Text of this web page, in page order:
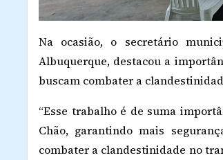
Na ocasião, o secretário
Albuquerque, destacou a
buscam combater a
“Esse trabalho é de suma
Chão, garantindo mais
combater a clandestinidade no